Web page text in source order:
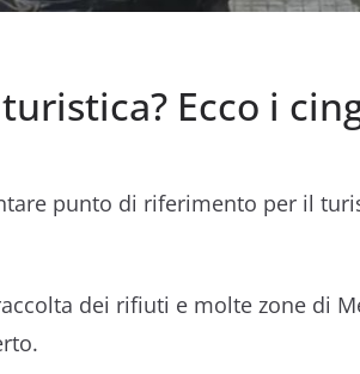
Ecco i
punto di riferimento per il
dei rifiuti e molte zone di